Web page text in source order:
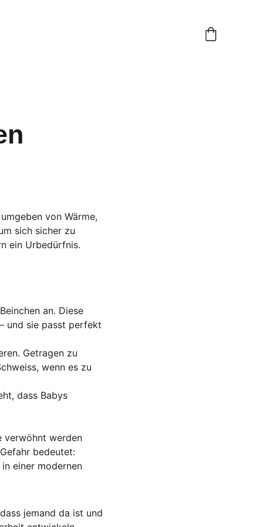
von Wärme,
sich sicher zu
ein Urbedürfnis.
an. Diese
und sie passt perfekt
Getragen zu
wenn es zu
dass Babys
verwöhnt werden
bedeutet:
einer modernen
jemand da ist und